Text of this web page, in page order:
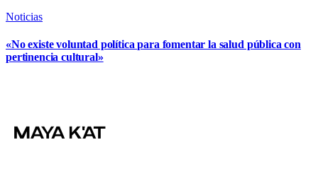
Noticias
«No existe voluntad política para fomentar la salud pública con
pertinencia cultural»